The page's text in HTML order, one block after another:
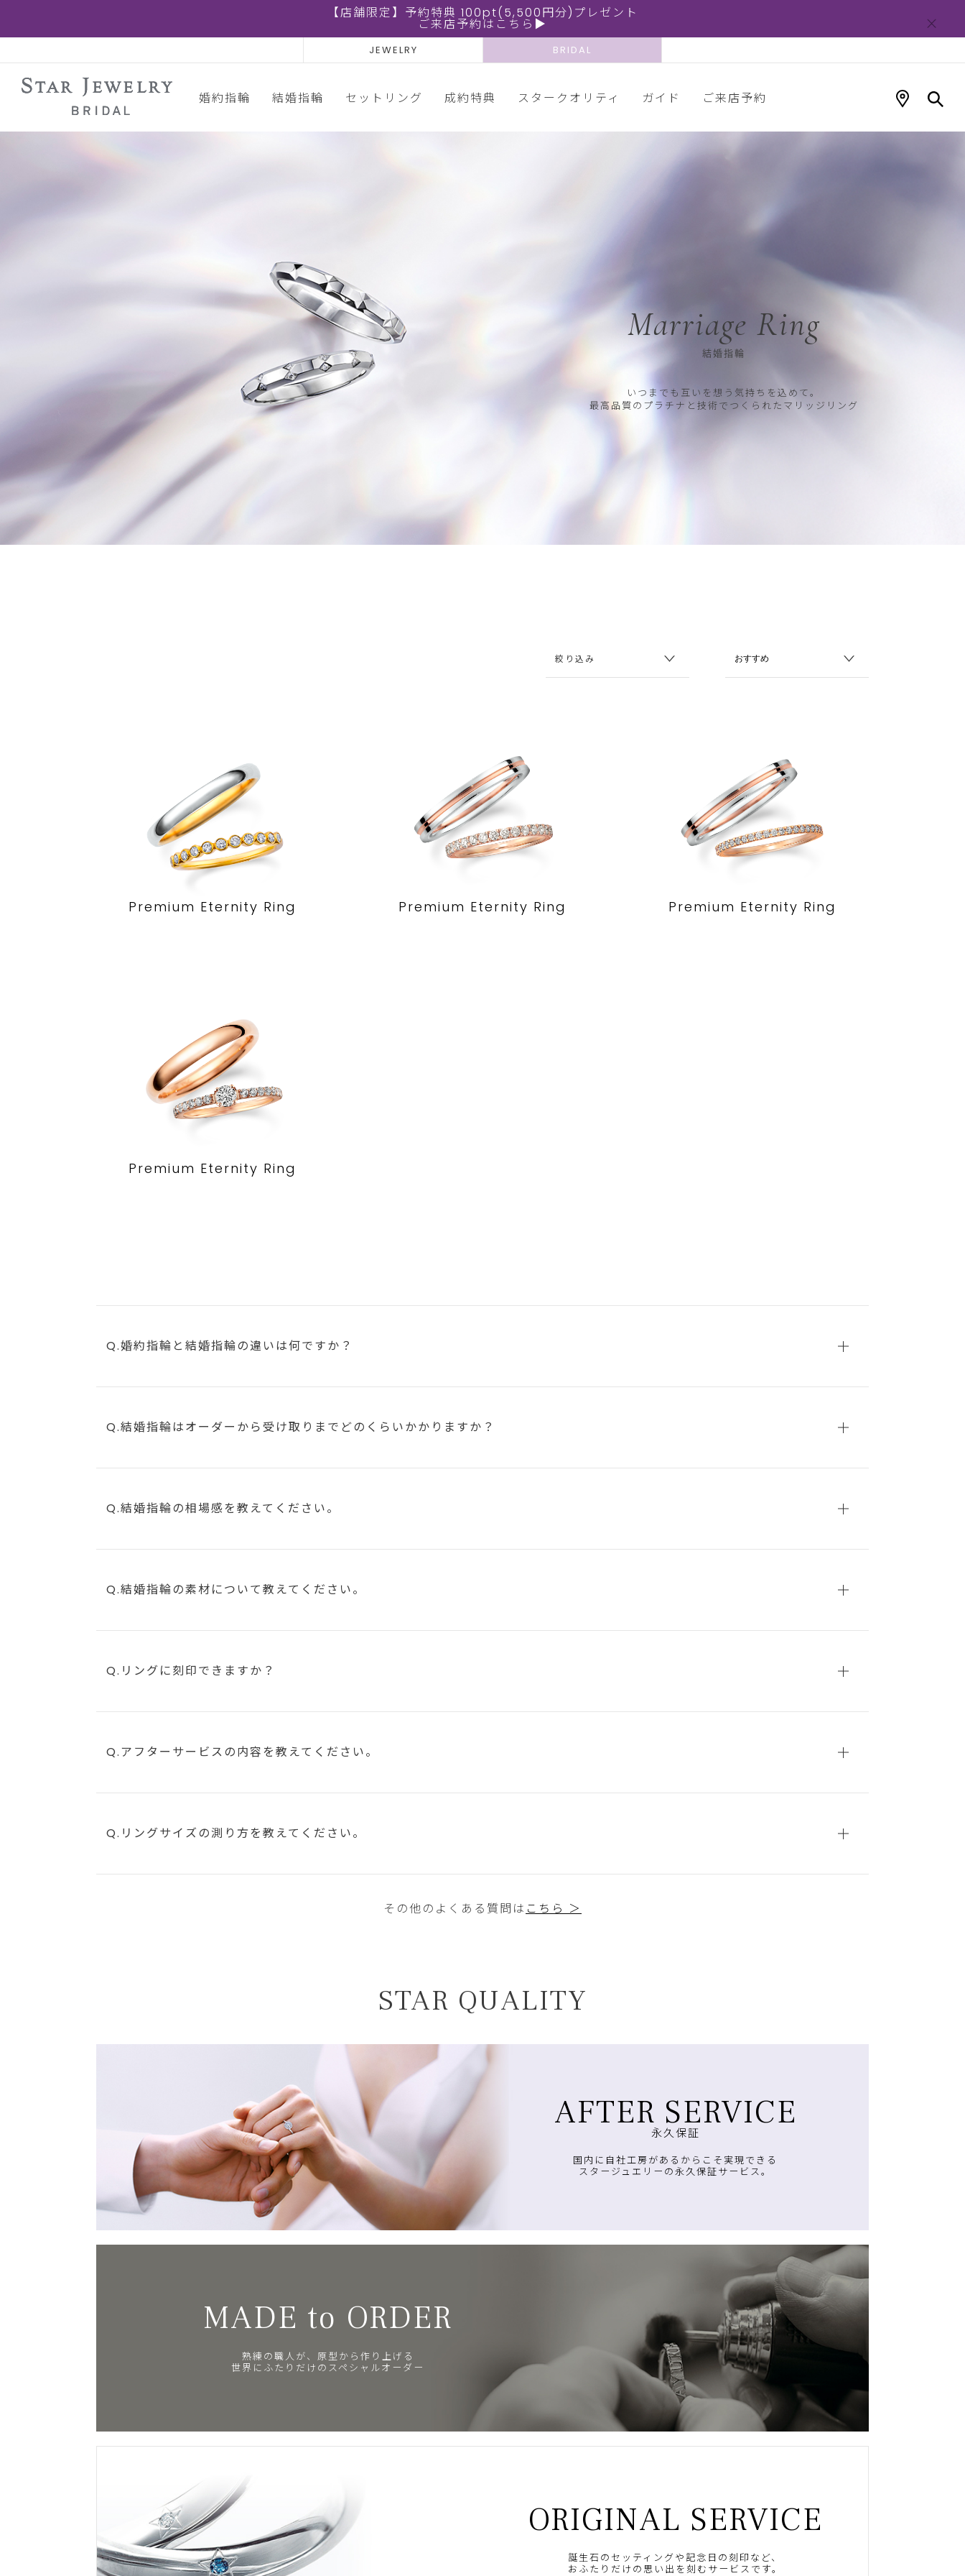
【店舗限定】予約特典 100pt(5,500円分)プレゼント
ご来店予約はこちら▶
JEWELRY BRIDAL
婚約指輪 結婚指輪 セットリング 成約特典 スタークオリティ ガイド ご来店予約
Marriage Ring
結婚指輪
いつまでも互いを想う気持ちを込めて。
最高品質のプラチナと技術でつくられたマリッジリング
絞り込み
Premium Eternity Ring Premium Eternity Ring Premium Eternity Ring
Premium Eternity Ring
Q.婚約指輪と結婚指輪の違いは何ですか？
Q.結婚指輪はオーダーから受け取りまで どのくらいかかりますか？
Q.結婚指輪の相場感を教えてください。
Q.結婚指輪の素材について教えてください。
Q.リングに刻印できますか？
Q.アフターサービスの内容を教えてください。
Q.リングサイズの測り方を教えてください。
その他のよくある質問は こちら ＞
STAR QUALITY
AFTER SERVICE
永久保証
国内に自社工房があるからこそ実現できる
スタージュエリーの永久保証サービス。
MADE to ORDER
熟練の職人が、原型から作り上げる
世界にふたりだけのスペシャルオーダー
ORIGINAL SERVICE
誕生石のセッティングや記念日の刻印など、
おふたりだけの思い出を刻むサービスです。